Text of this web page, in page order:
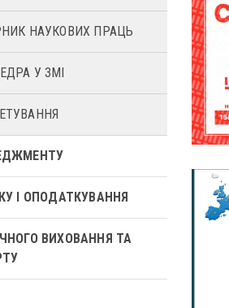
НАУКОВИХ ПРАЦЬ
У ЗМІ
І ОПОДАТКУВАННЯ
ВИХОВАННЯ ТА